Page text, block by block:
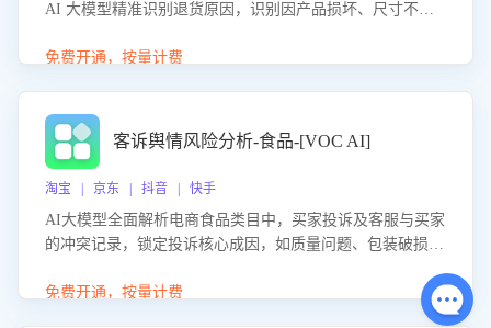
AI 大模型精准识别退货原因，识别因产品损坏、尺寸不符
力商家优化产品或服务，实现销售额的显著提升。
免费开通，按量计费
客诉舆情风险分析-食品-[VOC AI]
淘宝 | 京东 | 抖音 | 快手
AI大模型全面解析电商食品类目中，买家投诉及客服与买家
的冲突记录，锁定投诉核心成因，如质量问题、包装破损
置差评防控，提升客户满意度。
免费开通，按量计费